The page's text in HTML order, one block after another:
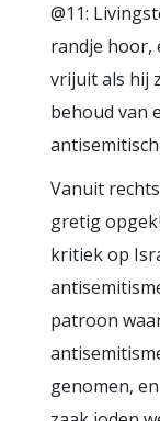
@11:
randje hoor,
vrijuit als hij
behoud van
Vanuit
gretig
kritiek op
patroon
genomen,